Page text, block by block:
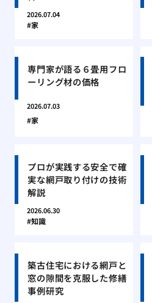
2026.07.04
家
専門家が語る６畳用フロ
ーリング材の価格
2026.07.03
家
プロが実践する安全で確
実な網戸取り付けの技術
解説
2026.06.30
知識
築古住宅における網戸と
窓の隙間を克服した修繕
事例研究